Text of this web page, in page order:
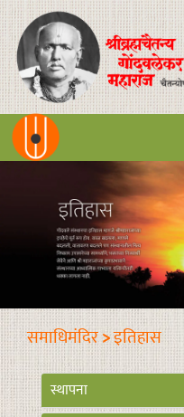
समाधिमंदिर>इतिहास
स्थापना